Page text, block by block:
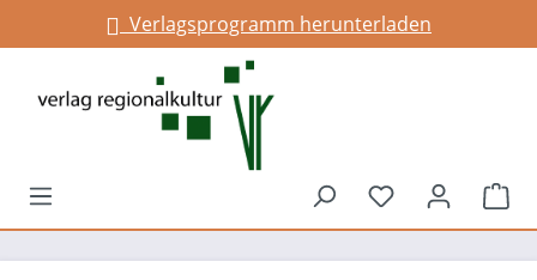
springenVerlagsprogramm herunterladen
Du hast 0